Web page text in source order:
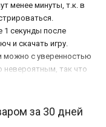
менее минуты, т.к. в
1 секунды после
и скачать игру.
можно с уверенностью
невероятным, так что
поменяются
выбираете и
за 30 дней